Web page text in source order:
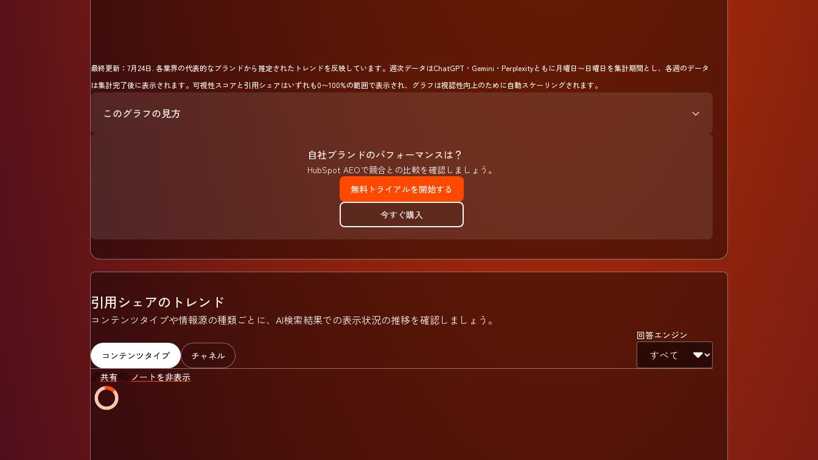
最終更新： 7月24日. 各業界の代表的なブランドから推定されたトレンドを反映しています。週次データはChatGPT・Gemini・Perplexityともに月曜日〜日曜日を集計期間とし、各週のデータ
は集計完了後に表示されます。可視性スコアと引用シェアはいずれも0〜100%の範囲で表示され、グラフは視認性向上のために自動スケーリングされます。
このグラフの見方
自社ブランドのパフォーマンスは？
HubSpot AEOで競合との比較を確認しましょう。
無料トライアルを開始する
今すぐ購入
引用シェアのトレンド
コンテンツタイプや情報源の種類ごとに、AI検索結果での表示状況の推移を確認しましょう。
コンテンツタイプ チャネル
回答エンジン
共有 ノートを非表示